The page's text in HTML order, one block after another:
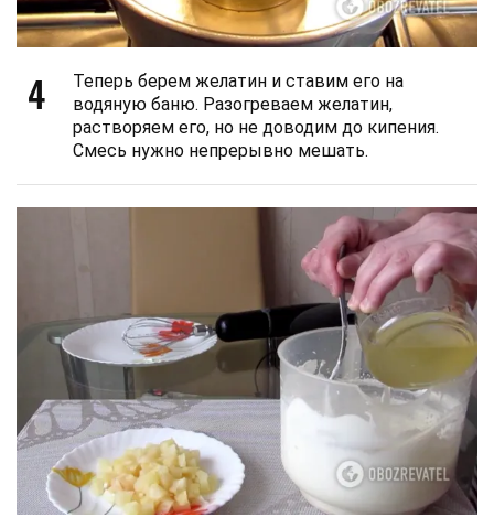
4
Теперь берем желатин и ставим его на
водяную баню. Разогреваем желатин,
растворяем его, но не доводим до кипения.
Смесь нужно непрерывно мешать.